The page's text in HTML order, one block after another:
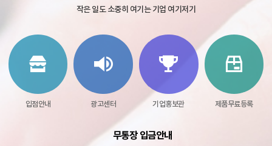
작은 일도 소중히 여기는 기업 여기저기
입점안내 광고센터 기업홍보관 제품무료등록
무통장 입금안내